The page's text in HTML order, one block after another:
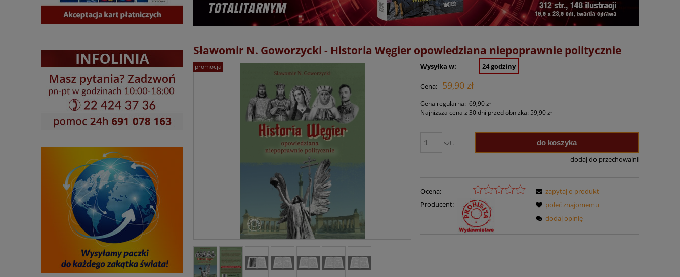
Sławomir N. Goworzycki - Historia Węgier opowiedziana niepoprawnie politycznie
promocja Wysyłka w: 24 godziny
Cena: 59,90 zł
Cena regularna: 69,90 zł
Najniższa cena z 30 dni przed obniżką:59,90 zł
szt. do koszyka
dodaj do przechowalni
Ocena:
Producent:
zapytaj o produkt
poleć znajomemu
dodaj opinię